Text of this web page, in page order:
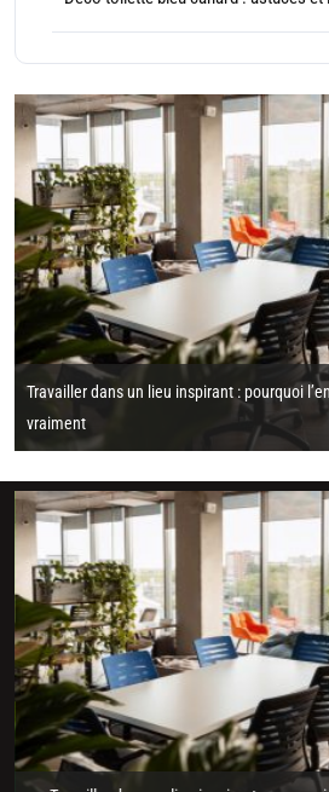
Travailler dans un lieu inspirant : pourquoi
vraiment